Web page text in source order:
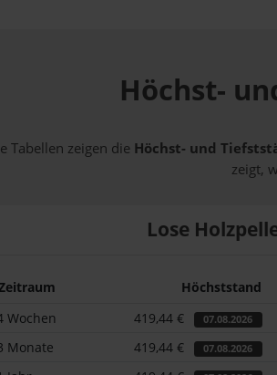
Höchst-
Tabellen zeigen die Höchst- und
zeigt,
Lose
Höchststand
Wochen
419,44 € 07.08.2026
Monate 419,44 € 07.08.2026